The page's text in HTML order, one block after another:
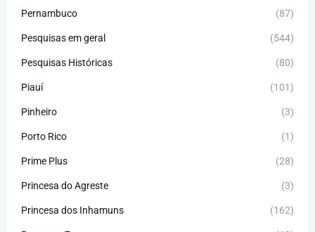
Pernambuco (87)
Pesquisas em geral (544)
Pesquisas Históricas (80)
Piauí (101)
Pinheiro (3)
Porto Rico (1)
Prime Plus (28)
Princesa do Agreste (3)
Princesa dos Inhamuns (162)